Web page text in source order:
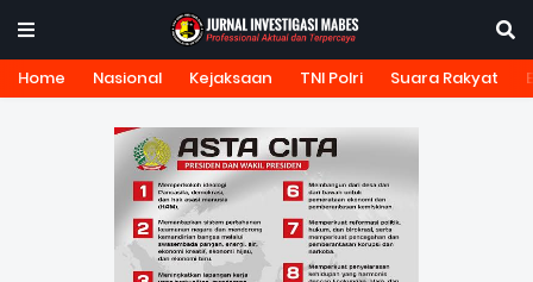
Home Nasional Kejaksaan TNI Polri Suara Rakyat